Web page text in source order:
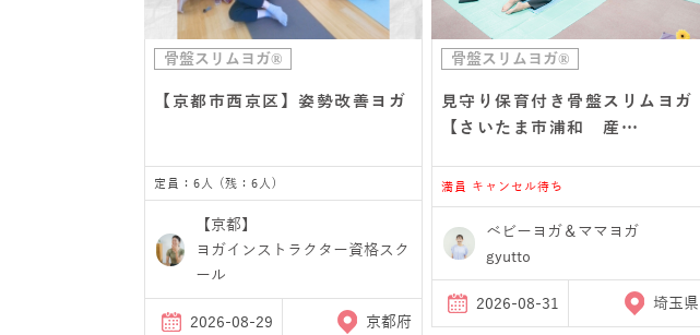
骨盤スリムヨガ®
【京都市西京区】姿勢改善ヨガ
定員：6人 (残：6人)
【京都】
ヨガインストラクター資格スク
ール
2026-08-29 京都府
骨盤スリムヨガ®
見守り保育付き骨盤スリムヨガ
【さいたま市浦和 産…
満員 キャンセル待ち
ベビーヨガ＆ママヨガ
gyutto
2026-08-31 埼玉県